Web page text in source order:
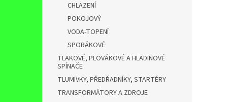
CHLAZENÍ
POKOJOVÝ
VODA-TOPENÍ
SPORÁKOVÉ
TLAKOVÉ, PLOVÁKOVÉ A HLADINOVÉ
SPÍNAČE
TLUMIVKY, PŘEDŘADNÍKY, STARTÉRY
TRANSFORMÁTORY A ZDROJE